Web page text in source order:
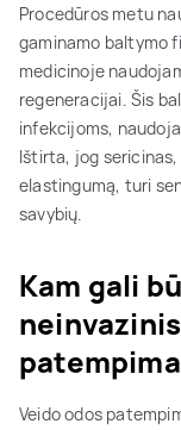
Procedūros metu
gaminamo baltymo
medicinoje
regeneracijai. Šis
infekcijoms,
Ištirta, jog
elastingumą, turi
savybių.
Kam gali
Veido odos